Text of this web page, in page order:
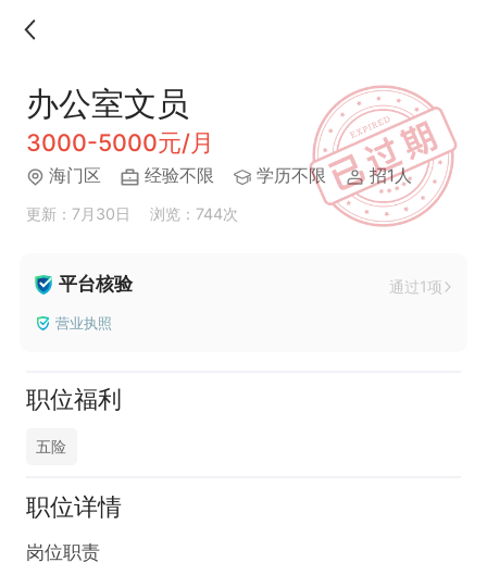
办公室文员
3000-5000元/月
海门区 经验不限 学历不限 招1人
更新：7月30日 浏览：744次
平台核验 通过1项
营业执照
职位福利
五险
职位详情
岗位职责